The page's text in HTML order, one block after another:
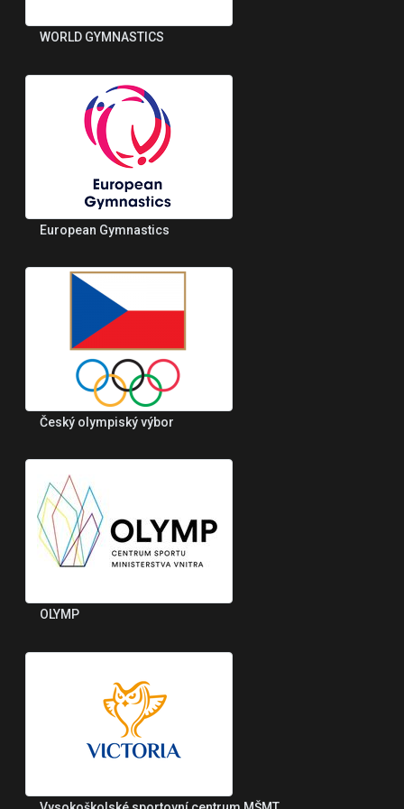
WORLD GYMNASTICS
European Gymnastics
Český olympiský výbor
OLYMP